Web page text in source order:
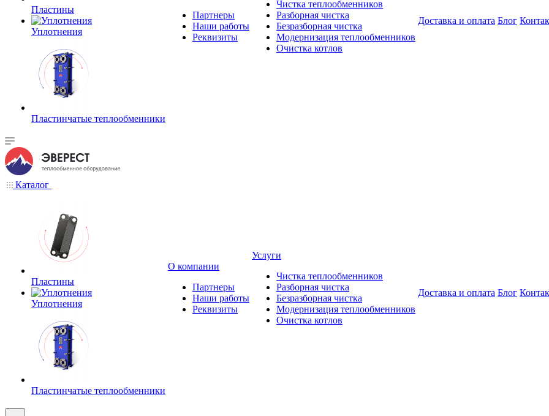
Пластины
Уплотнения
Пластинчатые теплообменники
Партнеры
Наши работы
Реквизиты
Чистка теплообменников
Разборная чистка
Безразборная чистка
Модернизация теплообменников
Очистка котлов
Доставка и оплата Блог
Каталог
Пластины
Уплотнения
Пластинчатые теплообменники
О компании
Партнеры
Наши работы
Реквизиты
Услуги
Чистка теплообменников
Разборная чистка
Безразборная чистка
Модернизация теплообменников
Очистка котлов
Доставка и оплата Блог